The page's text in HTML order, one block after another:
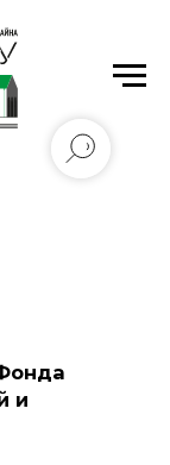
Алфёрова
и